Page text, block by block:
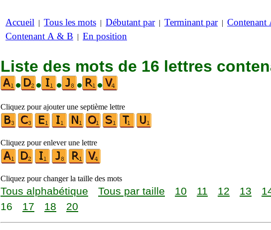
Accueil | Tous les mots | Débutant par| Terminant par| Contenant
Contenant A & B | En position
Liste des mots de 16 lettres
•
• • • •
Cliquez pour ajouter une septième lettre
Cliquez pour enlever une lettre
Cliquez pour changer la taille des mots
Tous alphabétique Tous par taille 10 11 12 13
16
17 18 20